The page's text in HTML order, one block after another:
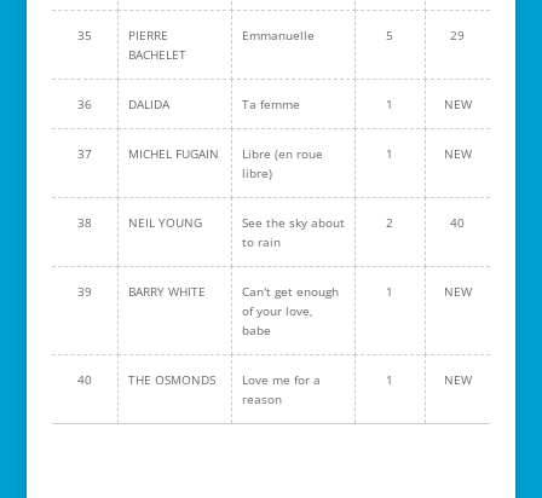
35
PIERRE
BACHELET
Emmanuelle 5 29
36 DALIDA Ta femme 1 NEW
37 MICHEL FUGAIN
Libre (en roue
libre)
1 NEW
38 NEIL YOUNG
See the sky about
to rain
2 40
39 BARRY WHITE
Can't get enough
of your love,
babe
1 NEW
40 THE OSMONDS
Love me for a
reason
1 NEW